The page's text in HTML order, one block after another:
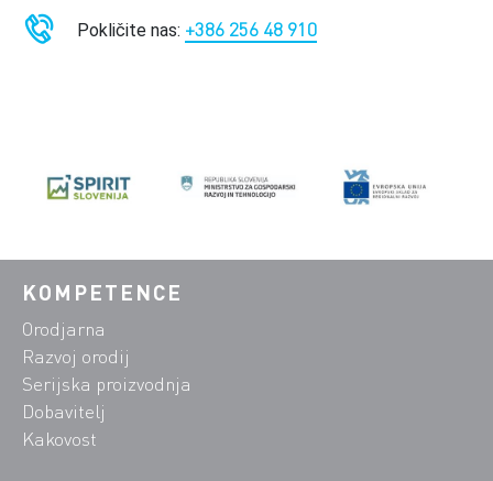
Pokličite nas: +386 256 48 910
KOMPETENCE
Orodjarna
Razvoj orodij
Serijska proizvodnja
Dobavitelj
Kakovost